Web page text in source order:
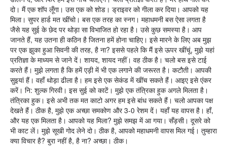
दो। मैं एक शॉप लूँगा। उस एक को शोड। ड्राइवर को गीला कर दिया। आपको यह
मिला। सुपर हार्ड मत खींचो। बस एक तरह का स्नग। महाधमनी बस ऐसा लगता है
जैसे यह सुई के छेद पर थोड़ा सा विभाजित हो रहा है। उसे कुछ समस्या है। आप
जानते हैं, यह उतना ही कठिन है जितना हमें होना चाहिए। इसे मारने के लिए अब मुझ
पर एक झुका हुआ सिवनी की तरह, है ना? इससे पहले कि मैं इसे ऊपर खींचूं, मुझे यहां
प्रतिज्ञा के माध्यम से जाने दें। शायद, शायद नहीं। वह ठीक है। चलो बस इसे टाई
करते हैं। मुझे लगता है कि हमें एड़ी में भी एक लगाने की जरूरत है। कटौती। आपकी
सुइयां हैं। वहाँ थोड़ा ढीला है। हम इसे एक सेकंड में खींच सकते हैं। आइए इसे एंकर
करें। नि: शुल्क गिरवी। इस सुई को काटें। मुझे एक तंत्रिका हुक अगले मिलता है।
तंत्रिका हुक। इसे अभी तक मत काटो अगर हम इसे बांध सकते हैं। चलो आपका पक्ष
देखते हैं। ठीक है, मुझे एक अच्छा समकोण और 3-0 रेशम दें। यहाँ यह वापस है। हाँ,
और यह एक मिलता है। आपको यह मिला? मुझे समझ में आ गया। सँड़सी। दूसरे को
भी काट लें। मुझे सूखी गोद लेने दो। ठीक है, आपको महाधमनी वापस मिल गई। तुम्हारा
क्या विचार है? बुरा नहीं है, है ना? अच्छा। ठीक।